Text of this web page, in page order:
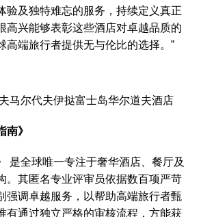
验及独特难忘的服务，持续定义真正
高兴能够表彰这些酒店对卓越品质的
高端旅行者提供无与伦比的选择。”
马尔代夫伊挞富士岛华尔道夫酒店
南》
是全球唯一专注于奢华酒店、餐厅及
。其匿名专业评审员依据数百项严苛
强调卓越服务，以帮助高端旅行者甄
有通过独立严格的审核流程，方能获